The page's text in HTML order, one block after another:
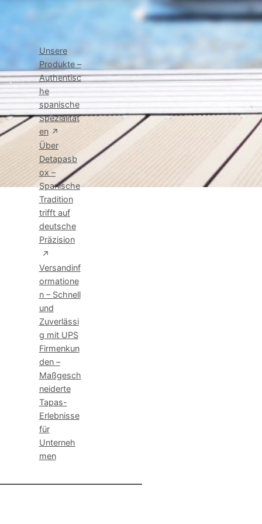
Links
Unsere
Produkte –
Authentisc
he
spanische
Spezialität
en
Über
Detapasb
ox –
Spanische
Tradition
trifft auf
deutsche
Präzision
Versandinf
ormatione
n – Schnell
und
Zuverlässi
g mit UPS
Firmenkun
den –
Maßgesch
neiderte
Tapas-
Erlebnisse
für
Unterneh
men